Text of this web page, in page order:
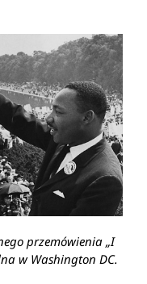
przemówienia „I
w Washington DC.